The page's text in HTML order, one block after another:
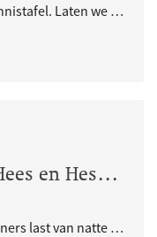
Er mist iets in Heseveld: een tafeltennistafel. Laten we jong en oud samen brengen, samen bewegen en plezier hebben doormiddel van deze toevoeging in het dorpspark/planetenpark!
Grondwateroverlast in Hees en Heseveld
Sinds december 2023 hebben inwoners last van natte kelders en souterrains. Op 1 oktober organiseerde de gemeente een bewonersavond.